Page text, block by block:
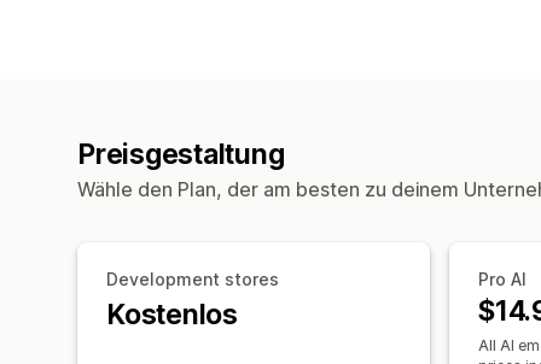
Preisgestaltung
Wähle den Plan, der am besten zu deinem
Development stores
Kostenlos
Pro AI
All AI